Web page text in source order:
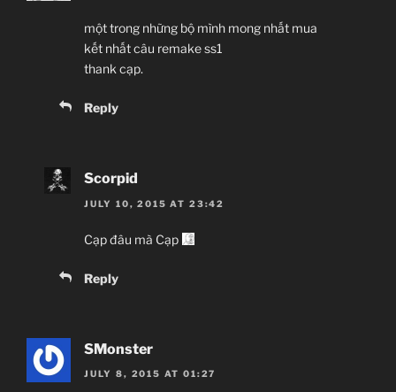
một trong những bộ mình mong nhất mua
kết nhất câu remake ss1
thank cạp.
Reply
Scorpid
JULY 10, 2015 AT 23:42
Cạp đâu mà Cạp
Reply
SMonster
JULY 8, 2015 AT 01:27